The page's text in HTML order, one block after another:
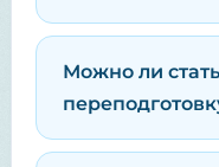
Можно ли